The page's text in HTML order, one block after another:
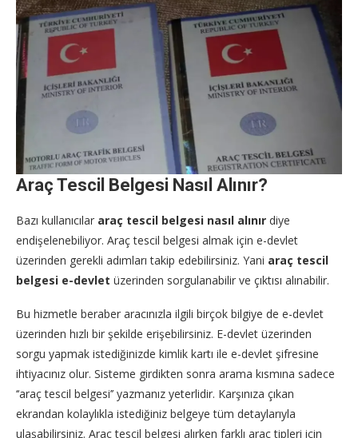
Araç Tescil Belgesi Nasıl Alınır?
Bazı kullanıcılar araç tescil belgesi nasıl alınır diye
endişelenebiliyor. Araç tescil belgesi almak için e-devlet
üzerinden gerekli adımları takip edebilirsiniz. Yani araç tescil
belgesi e-devlet üzerinden sorgulanabilir ve çıktısı alınabilir.
Bu hizmetle beraber aracınızla ilgili birçok bilgiye de e-devlet
üzerinden hızlı bir şekilde erişebilirsiniz. E-devlet üzerinden
sorgu yapmak istediğinizde kimlik kartı ile e-devlet şifresine
ihtiyacınız olur. Sisteme girdikten sonra arama kısmına sadece
‘‘araç tescil belgesi’’ yazmanız yeterlidir. Karşınıza çıkan
ekrandan kolaylıkla istediğiniz belgeye tüm detaylarıyla
ulaşabilirsiniz. Araç tescil belgesi alırken farklı araç tipleri için